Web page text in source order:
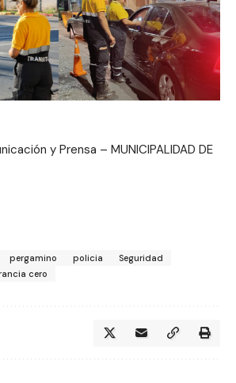
y Prensa – MUNICIPALIDAD DE
pergamino policia
Seguridad
cero